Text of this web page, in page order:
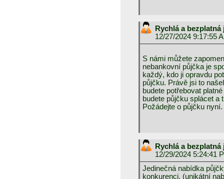
Rychlá a
12/27/2024 9:17:55
S námi můžete
nebankovní půjčka je
každý, kdo ji opravdu
půjčku. Právě jsi to
budete potřebovat
budete půjčku splácet a
Požádejte o půjčku
Rychlá a
12/29/2024 5:24:41
Jedinečná nabídka
konkurenci. (unikátní